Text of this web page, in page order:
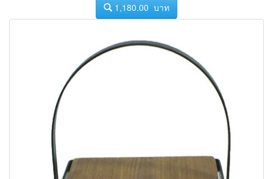
1,180.00 บาท